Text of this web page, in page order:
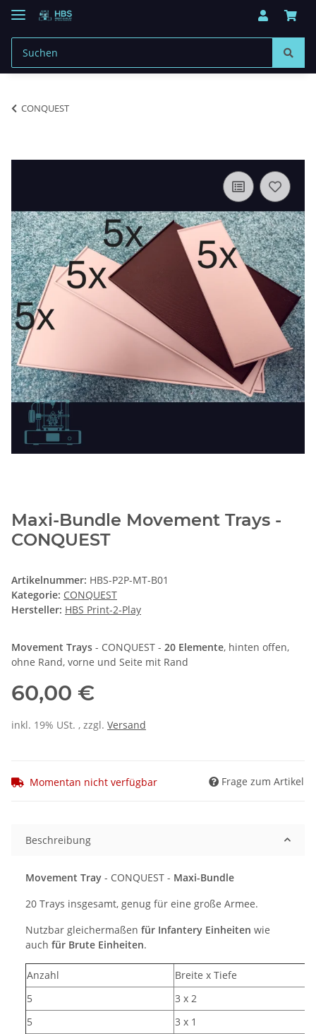
CONQUEST
Maxi-Bundle Movement Trays -
CONQUEST
Artikelnummer: HBS-P2P-MT-B01
Kategorie: CONQUEST
Hersteller: HBS Print-2-Play
Movement Trays - CONQUEST - 20 Elemente, hinten offen,
ohne Rand, vorne und Seite mit Rand
60,00 €
inkl. 19% USt. , zzgl. Versand
Momentan nicht verfügbar Frage zum Artikel
Beschreibung
Movement Tray - CONQUEST - Maxi-Bundle
20 Trays insgesamt, genug für eine große Armee.
Nutzbar gleichermaßen für Infantery Einheiten wie
auch für Brute Einheiten.
Anzahl
Breite x Tiefe
5
3 x 2
5
3 x 1